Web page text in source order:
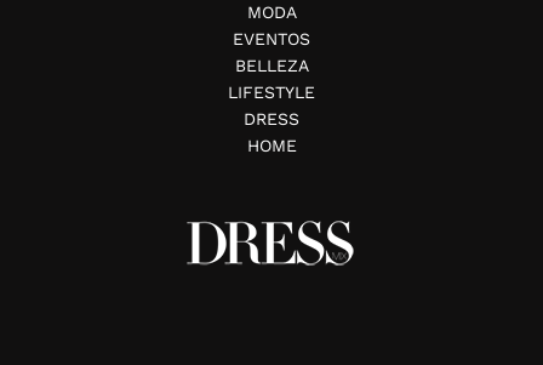
MODA
EVENTOS
BELLEZA
LIFESTYLE
DRESS
HOME